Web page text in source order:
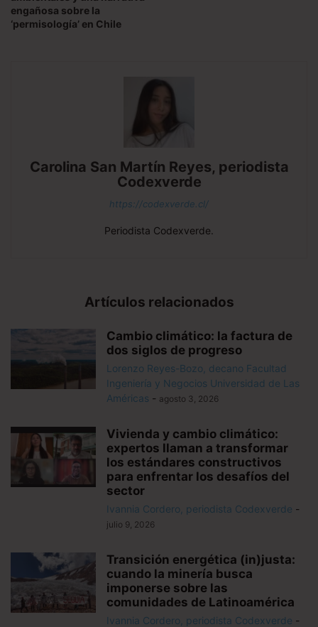
engañosa sobre la
‘permisología’ en Chile
Carolina San Martín Reyes, periodista
Codexverde
https://codexverde.cl/
Periodista Codexverde.
Artículos relacionados
Cambio climático: la factura de
dos siglos de progreso
Lorenzo Reyes-Bozo, decano Facultad
Ingeniería y Negocios Universidad de Las
Américas - agosto 3, 2026
Vivienda y cambio climático:
expertos llaman a transformar
los estándares constructivos
para enfrentar los desafíos del
sector
Ivannia Cordero, periodista Codexverde -
julio 9, 2026
Transición energética (in)justa:
cuando la minería busca
imponerse sobre las
comunidades de Latinoamérica
Ivannia Cordero, periodista Codexverde -